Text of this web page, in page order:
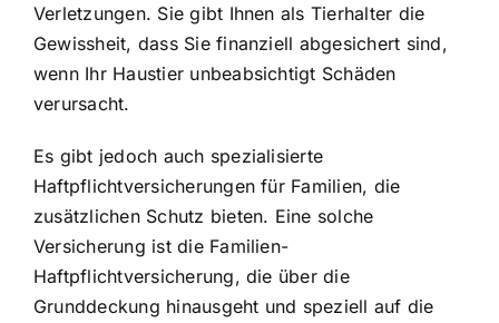
Verletzungen. Sie gibt Ihnen als Tierhalter die
Gewissheit, dass Sie finanziell abgesichert sind,
wenn Ihr Haustier unbeabsichtigt Schäden
verursacht.
Es gibt jedoch auch spezialisierte
Haftpflichtversicherungen für Familien, die
zusätzlichen Schutz bieten. Eine solche
Versicherung ist die Familien-
Haftpflichtversicherung, die über die
Grunddeckung hinausgeht und speziell auf die